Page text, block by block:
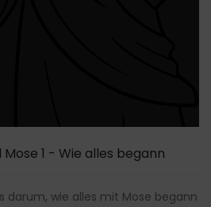
1 - Wie alles begann
darum, wie alles mit Mose begann